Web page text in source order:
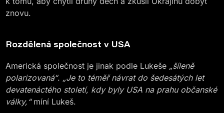
znovu.
Rozdělená společnost v USA
Americká společnost je jinak podle Lukeše „šíleně
polarizovaná“. „Je to téměř návrat do šedesátých let
devatenáctého století, kdy byly USA na prahu občanské
války,“míní Lukeš.